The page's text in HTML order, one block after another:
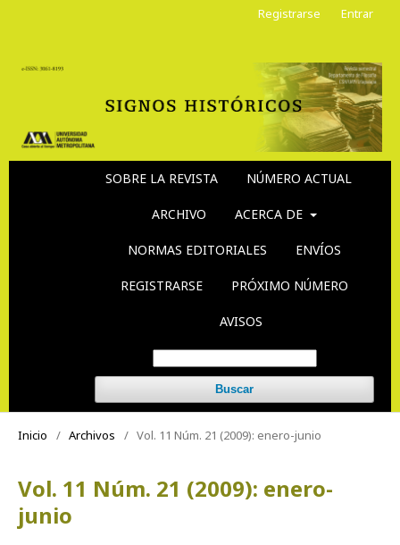
SOBRE LA REVISTA NÚMERO ACTUAL
ARCHIVO ACERCA DE
NORMAS EDITORIALES ENVÍOS
REGISTRARSE PRÓXIMO NÚMERO
AVISOS
Buscar
Registrarse Entrar
Inicio / Archivos / Vol. 11 Núm. 21 (2009): enero-junio
Vol. 11 Núm. 21 (2009): enero-
junio